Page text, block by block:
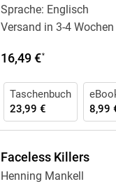
Sprache: Englisch
Versand in 3-4 Wochen
16,49 €*
Taschenbuch
23,99 €
8,99
Faceless Killers
Henning Mankell